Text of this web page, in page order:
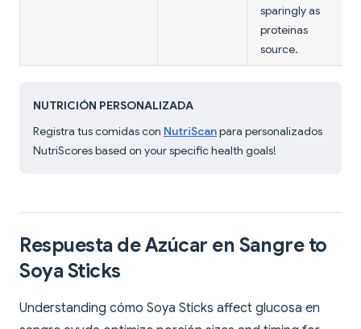
sparingly as
proteínas
source.
NUTRICIÓN PERSONALIZADA
Registra tus comidas con NutriScanpara personalizados
NutriScores based on your specific health goals!
Respuesta de Azúcar en Sangre to
Soya Sticks
Understanding cómo Soya Sticks affect glucosa en